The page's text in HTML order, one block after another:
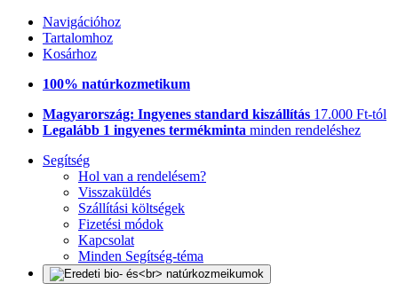
Navigációhoz
Tartalomhoz
Kosárhoz
100% natúrkozmetikum
Magyarország: Ingyenes standard kiszállítás 17.000 Ft-tól
Legalább 1 ingyenes termékminta minden rendeléshez
Segítség
Hol van a rendelésem?
Visszaküldés
Szállítási költségek
Fizetési módok
Kapcsolat
Minden Segítség-téma